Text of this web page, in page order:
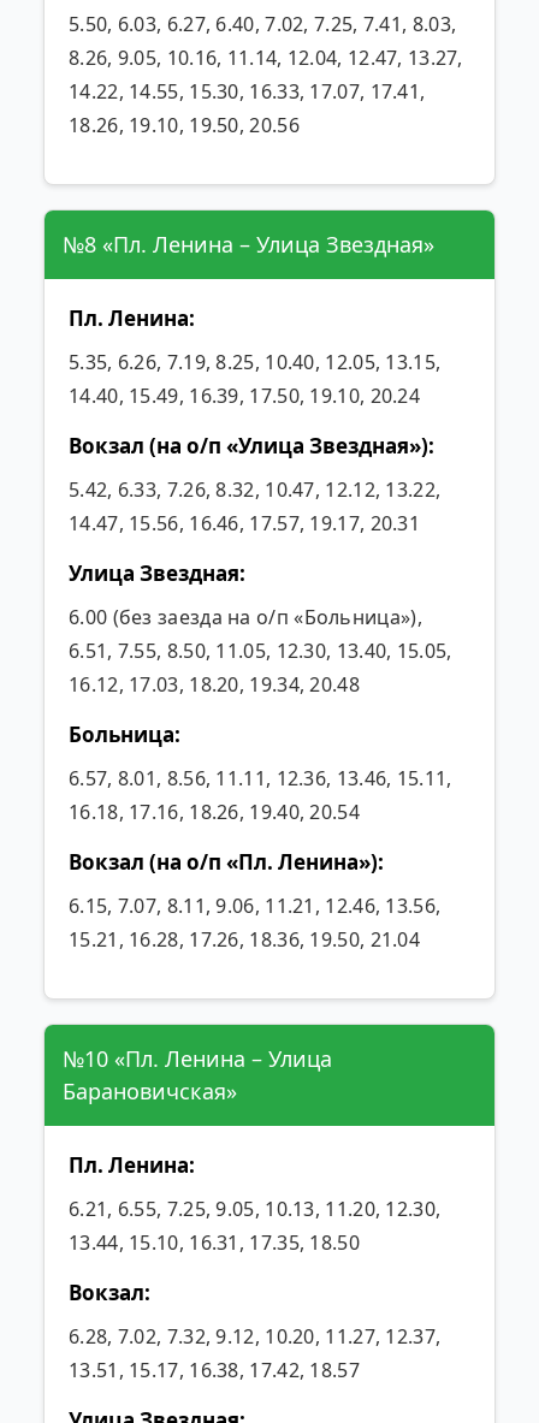
5.50, 6.03, 6.27, 6.40, 7.02, 7.25, 7.41, 8.03,
8.26, 9.05, 10.16, 11.14, 12.04, 12.47, 13.27,
14.22, 14.55, 15.30, 16.33, 17.07, 17.41,
18.26, 19.10, 19.50, 20.56
№8 «Пл. Ленина – Улица Звездная»
Пл. Ленина:
5.35, 6.26, 7.19, 8.25, 10.40, 12.05, 13.15,
14.40, 15.49, 16.39, 17.50, 19.10, 20.24
Вокзал (на о/п «Улица Звездная»):
5.42, 6.33, 7.26, 8.32, 10.47, 12.12, 13.22,
14.47, 15.56, 16.46, 17.57, 19.17, 20.31
Улица Звездная:
6.00 (без заезда на о/п «Больница»),
6.51, 7.55, 8.50, 11.05, 12.30, 13.40, 15.05,
16.12, 17.03, 18.20, 19.34, 20.48
Больница:
6.57, 8.01, 8.56, 11.11, 12.36, 13.46, 15.11,
16.18, 17.16, 18.26, 19.40, 20.54
Вокзал (на о/п «Пл. Ленина»):
6.15, 7.07, 8.11, 9.06, 11.21, 12.46, 13.56,
15.21, 16.28, 17.26, 18.36, 19.50, 21.04
№10 «Пл. Ленина – Улица
Барановичская»
Пл. Ленина:
6.21, 6.55, 7.25, 9.05, 10.13, 11.20, 12.30,
13.44, 15.10, 16.31, 17.35, 18.50
Вокзал:
6.28, 7.02, 7.32, 9.12, 10.20, 11.27, 12.37,
13.51, 15.17, 16.38, 17.42, 18.57